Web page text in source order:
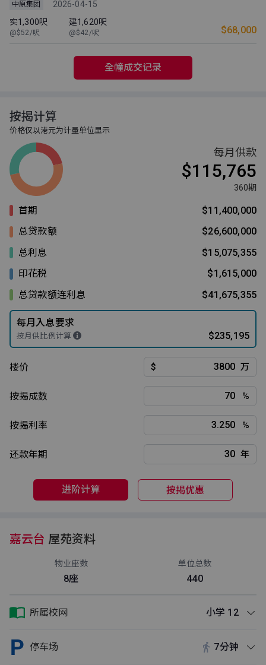
中原集团
2026-04-15
实1,300呎
@$52/呎
建1,620呎
@$42/呎 $68,000
全幢成交记录
按揭计算
价格仅以港元为计量单位显示
每月供款
$115,765
360期
首期
$11,400,000
总贷款额
$26,600,000
总利息
$15,075,355
印花税
$1,615,000
总贷款额连利息
$41,675,355
每月入息要求
按月供比例计算 $235,195
楼价 $ 万
按揭成数 %
按揭利率 %
还款年期 年
进阶计算 按揭优惠
嘉云台 屋苑资料
物业座数
8座
单位总数
440
所属校网 小学 12
停车场 7分钟